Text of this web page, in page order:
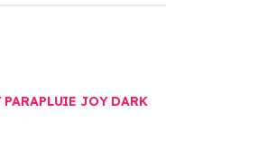
JOY DARK